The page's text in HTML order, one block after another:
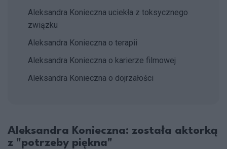
Aleksandra Konieczna uciekła z toksycznego
związku
Aleksandra Konieczna o terapii
Aleksandra Konieczna o karierze filmowej
Aleksandra Konieczna o dojrzałości
Aleksandra Konieczna: została aktorką
z "potrzeby piękna"